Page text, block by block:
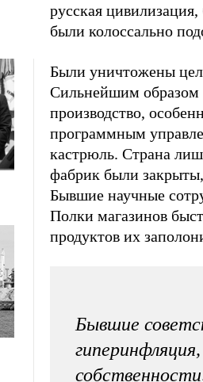
русская
были колоссально
Были уничтожены
Сильнейшим образом
производство,
программным
кастрюль. Страна
фабрик были
Бывшие научные
Полки магазинов
продуктов их
Бывшие